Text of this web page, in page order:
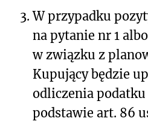
3. W przypadku
na pytanie nr 1
w związku z
Kupujący będzie
odliczenia
podstawie art. 86